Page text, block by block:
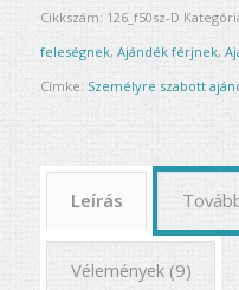
Cikkszám: 126_f50sz-D
feleségnek, Ajándék férjnek,
Címke: Személyre szabott
Leírás
Vélemények (9)